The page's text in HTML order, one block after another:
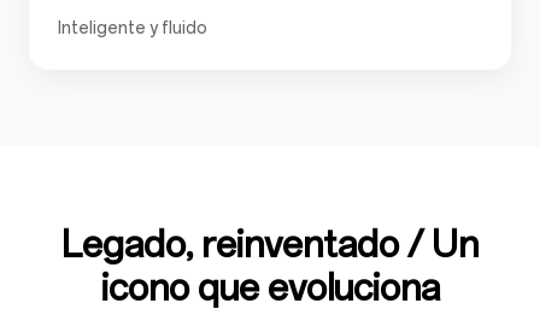
Inteligente y fluido
Legado, reinventado / Un
icono que evoluciona